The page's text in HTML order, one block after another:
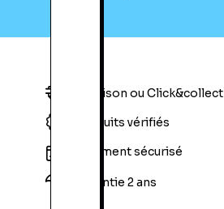
Livraison ou Click&collect
Produits vérifiés
Paiement sécurisé
Garantie 2 ans